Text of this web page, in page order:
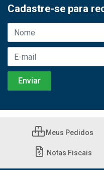
Cadastre-se para
Meus Pedidos
Notas Fiscais